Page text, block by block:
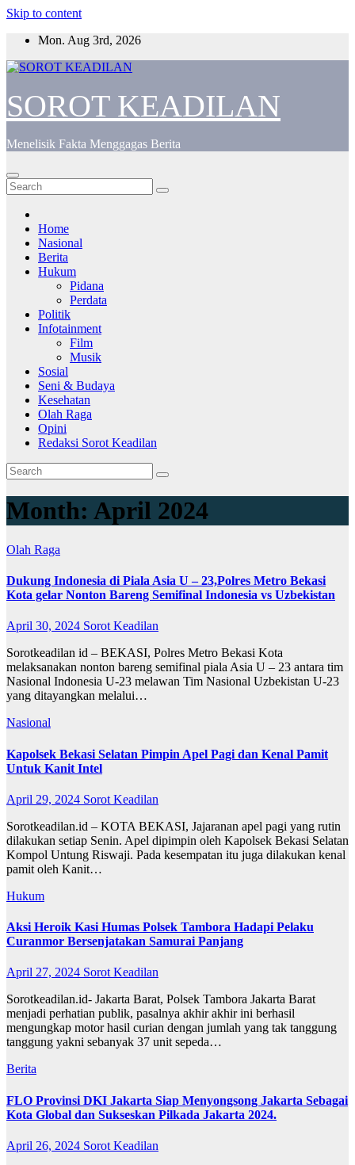
Skip to content
Mon. Aug 3rd, 2026
SOROT KEADILAN
Menelisik Fakta Menggagas Berita
Home
Nasional
Berita
Hukum
Pidana
Perdata
Politik
Infotainment
Film
Musik
Sosial
Seni & Budaya
Kesehatan
Olah Raga
Opini
Redaksi Sorot Keadilan
Month: April 2024
Olah Raga
Dukung Indonesia di Piala Asia U – 23,Polres Metro Bekasi
Kota gelar Nonton Bareng Semifinal Indonesia vs Uzbekistan
April 30, 2024 Sorot Keadilan
Sorotkeadilan id – BEKASI, Polres Metro Bekasi Kota
melaksanakan nonton bareng semifinal piala Asia U – 23 antara tim
Nasional Indonesia U-23 melawan Tim Nasional Uzbekistan U-23
yang ditayangkan melalui…
Nasional
Kapolsek Bekasi Selatan Pimpin Apel Pagi dan Kenal Pamit
Untuk Kanit Intel
April 29, 2024 Sorot Keadilan
Sorotkeadilan.id – KOTA BEKASI, Jajaranan apel pagi yang rutin
dilakukan setiap Senin. Apel dipimpin oleh Kapolsek Bekasi Selatan
Kompol Untung Riswaji. Pada kesempatan itu juga dilakukan kenal
pamit oleh Kanit…
Hukum
Aksi Heroik Kasi Humas Polsek Tambora Hadapi Pelaku
Curanmor Bersenjatakan Samurai Panjang
April 27, 2024 Sorot Keadilan
Sorotkeadilan.id- Jakarta Barat, Polsek Tambora Jakarta Barat
menjadi perhatian publik, pasalnya akhir akhir ini berhasil
mengungkap motor hasil curian dengan jumlah yang tak tanggung
tanggung yakni sebanyak 37 unit sepeda…
Berita
FLO Provinsi DKI Jakarta Siap Menyongsong Jakarta Sebagai
Kota Global dan Sukseskan Pilkada Jakarta 2024.
April 26, 2024 Sorot Keadilan